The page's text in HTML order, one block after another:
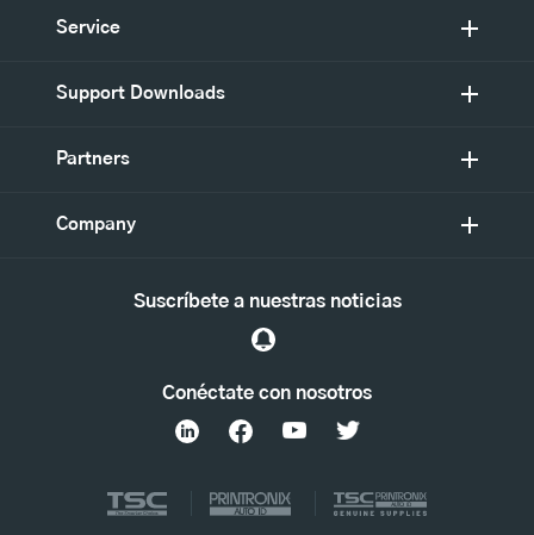
Service
Support Downloads
Partners
Company
Conéctate con nosotros
Suscríbete a nuestras noticias